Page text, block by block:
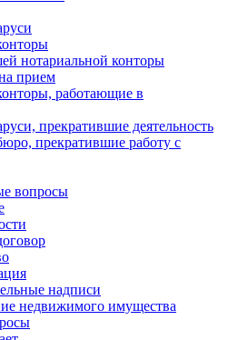
нотариальной конторы
прием
работающие в
прекратившие деятельность
прекратившие работу с
вопросы
надписи
недвижимого имущества